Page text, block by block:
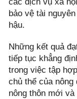
bảo vệ tài
hậu.
Những kết quả
tiếp tục khẳng
trong việc tập
chủ thể của
nông thôn mới